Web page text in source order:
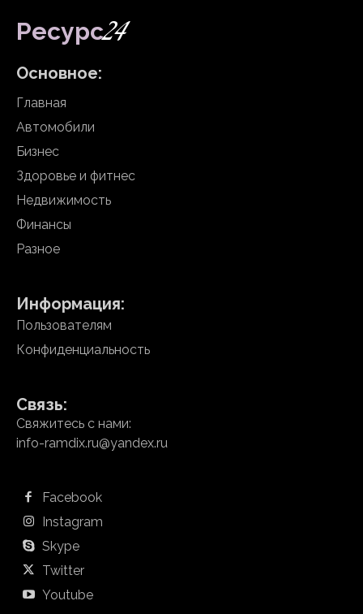
Ресурс24
Основное:
Главная
Автомобили
Бизнес
Здоровье и фитнес
Недвижимость
Финансы
Разное
Информация:
Пользователям
Конфиденциальность
Связь:
Свяжитесь с нами:
info-ramdix.ru@yandex.ru
Facebook
Instagram
Skype
Twitter
Youtube